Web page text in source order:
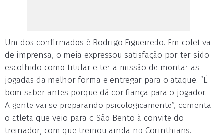
Um dos confirmados é Rodrigo Figueiredo. Em coletiva
de imprensa, o meia expressou satisfação por ter sido
escolhido como titular e ter a missão de montar as
jogadas da melhor forma e entregar para o ataque. “É
bom saber antes porque dá confiança para o jogador.
A gente vai se preparando psicologicamente”, comenta
o atleta que veio para o São Bento à convite do
treinador, com que treinou ainda no Corinthians.